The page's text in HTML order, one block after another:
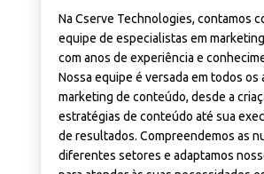
Na Cserve Technologies, contamos
equipe de especialistas em
com anos de experiência e
Nossa equipe é versada em todos os
marketing de conteúdo, desde a
estratégias de conteúdo até sua
de resultados. Compreendemos as
diferentes setores e adaptamos